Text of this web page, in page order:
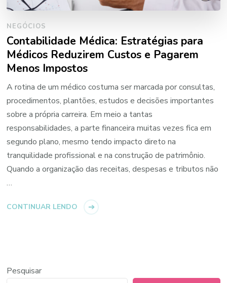
NEGÓCIOS
Contabilidade Médica: Estratégias para
Médicos Reduzirem Custos e Pagarem
Menos Impostos
A rotina de um médico costuma ser marcada por consultas,
procedimentos, plantões, estudos e decisões importantes
sobre a própria carreira. Em meio a tantas
responsabilidades, a parte financeira muitas vezes fica em
segundo plano, mesmo tendo impacto direto na
tranquilidade profissional e na construção de patrimônio.
Quando a organização das receitas, despesas e tributos não
…
CONTINUAR LENDO
Pesquisar